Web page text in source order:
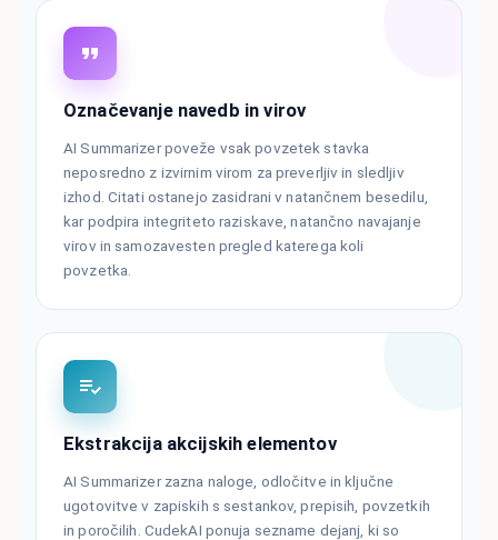
Označevanje navedb in virov
AI Summarizer poveže vsak povzetek stavka
neposredno z izvirnim virom za preverljiv in sledljiv
izhod. Citati ostanejo zasidrani v natančnem besedilu,
kar podpira integriteto raziskave, natančno navajanje
virov in samozavesten pregled katerega koli
povzetka.
Ekstrakcija akcijskih elementov
AI Summarizer zazna naloge, odločitve in ključne
ugotovitve v zapiskih s sestankov, prepisih, povzetkih
in poročilih. CudekAI ponuja sezname dejanj, ki so